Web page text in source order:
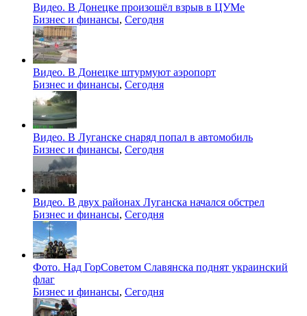
Видео. В Донецке произошёл взрыв в ЦУМе
Бизнес и финансы, Сегодня
Видео. В Донецке штурмуют аэропорт
Бизнес и финансы, Сегодня
Видео. В Луганске снаряд попал в автомобиль
Бизнес и финансы, Сегодня
Видео. В двух районах Луганска начался обстрел
Бизнес и финансы, Сегодня
Фото. Над ГорСоветом Славянска поднят украинский
флаг
Бизнес и финансы, Сегодня